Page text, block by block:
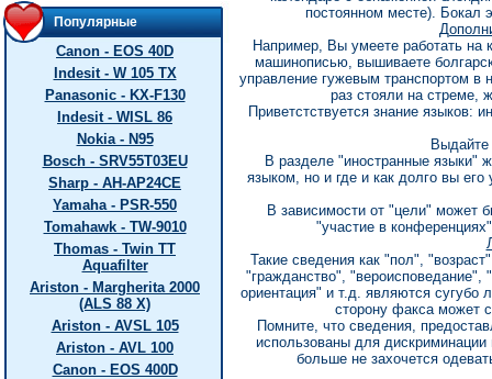
Популярные
Canon - EOS 40D
Indesit - W 105 TX
Panasonic - KX-F130
Indesit - WISL 86
Nokia - N95
Bosch - SRV55T03EU
Sharp - AH-AP24CE
Yamaha - PSR-550
Tomahawk - TW-9010
Thomas - Twin TT
Aquafilter
Ariston - Margherita 2000
(ALS 88 X)
Ariston - AVSL 105
Ariston - AVL 100
Canon - EOS 400D
постоянном месте). Бокал
Hапример, Вы умеете работать на
машинописью, вышиваете
управление гужевым транспортом в
раз стояли на стреме,
Приветстствуется знание языков:
В разделе "иностранные языки"
языком, но и где и как долго вы
В зависимости от "цели" может
"участие в
Такие сведения как "пол",
"гражданство", "вероисповедание",
ориентация" и т.д. являются сугубо
сторону факса может
Помните, что сведения,
использованы для
больше не захочется